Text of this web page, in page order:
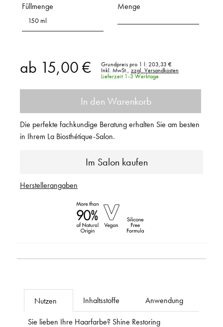
Füllmenge
150 ml
Menge
ab 15,00 € Grundpreis pro 1 l: 203,33 €
Inkl. MwSt.,
zzgl. Versandkosten
Lieferzeit 1-3 Werktage
In den Warenkorb
Im Salon kaufen
Die perfekte fachkundige Beratung erhalten Sie am besten
in Ihrem La Biosthétique-Salon.
Herstellerangaben
Nutzen Inhaltsstoffe Anwendung
Sie lieben Ihre Haarfarbe? Shine Restoring